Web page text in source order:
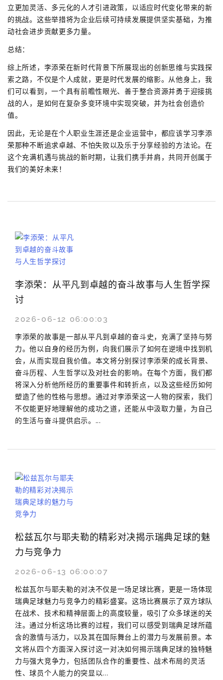
立更加灵活、多元化的人才引进政策，以适应时代变化带来的新
的挑战。这些举措将为企业后续可持续发展提供坚实基础，为推
动社会进步贡献更多力量。
总结：
综上所述，李添荣在新时代背景下所展现出的创新思维与实践探
索之路，不仅是个人成就，更是时代发展的缩影。从他身上，我
们可以看到，一个具有前瞻性眼光、善于整合资源并勇于迎接挑
战的人，是如何在复杂多变环境中实现突破，并为社会创造价
值。
因此，无论是在个人职业生涯还是企业运营中，都应该学习李添
荣那种不断追求卓越、不怕失败以及乐于分享经验的方法论。在
这个充满机遇与挑战的新时期，让我们携手并肩，共同开创属于
我们的美好未来！
李添荣：从平凡到卓越的奋斗故事与人生哲学探
讨
2026-06-12 06:00:03
李添荣的故事是一部从平凡到卓越的奋斗史，充满了坚持与努
力。他以自身的经历为例，向我们展示了如何在逆境中找到机
会，从而实现自我价值。本文将分别探讨李添荣的成长背景、
奋斗历程、人生哲学以及对社会的影响。在每个方面，我们都
将深入分析他所经历的重要事件和转折点，以及这些经历如何
塑造了他的性格与思想。通过对李添荣这一人物的探索，我们
不仅能更好地理解他的成功之道，还能从中汲取力量，为自己
的生活与奋斗提供启示。...
松兹瓦尔与耶夫勒的精彩对决揭示瑞典足球的魅
力与竞争力
2026-06-13 06:00:07
松兹瓦尔与耶夫勒的对决不仅是一场足球比赛，更是一场体现
瑞典足球魅力与竞争力的精彩盛宴。这场比赛展示了双方球队
在战术、技术和精神层面上的高度较量，吸引了众多球迷的关
注。通过分析这场比赛的过程，我们可以感受到瑞典足球所蕴
含的激情与活力，以及其在国际舞台上的潜力与发展前景。本
文将从四个方面深入探讨这一对决如何揭示瑞典足球的独特魅
力与强大竞争力，包括团队合作的重要性、战术布局的灵活
性、球员个人能力的突显以...